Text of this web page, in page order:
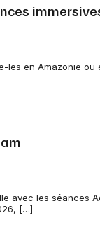
les en Amazonie
avec les séances
[…]